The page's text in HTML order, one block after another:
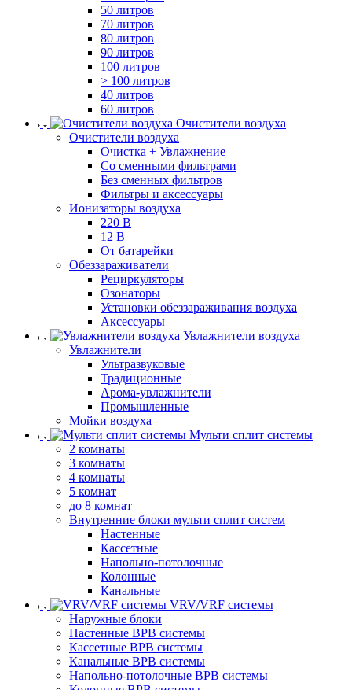
50 литров
70 литров
80 литров
90 литров
100 литров
> 100 литров
40 литров
60 литров
Очистители воздуха
Очистители воздуха
Очистка + Увлажнение
Cо сменными фильтрами
Без сменных фильтров
Фильтры и аксессуары
Ионизаторы воздуха
220 В
12 В
От батарейки
Обеззараживатели
Рециркуляторы
Озонаторы
Установки обеззараживания воздуха
Аксессуары
Увлажнители воздуха
Увлажнители
Ультразвуковые
Традиционные
Арома-увлажнители
Промышленные
Мойки воздуха
Мульти сплит системы
2 комнаты
3 комнаты
4 комнаты
5 комнат
до 8 комнат
Внутренние блоки мульти сплит систем
Настенные
Кассетные
Напольно-потолочные
Колонные
Канальные
VRV/VRF системы
Наружные блоки
Настенные ВРВ системы
Кассетные ВРВ системы
Канальные ВРВ системы
Напольно-потолочные ВРВ системы